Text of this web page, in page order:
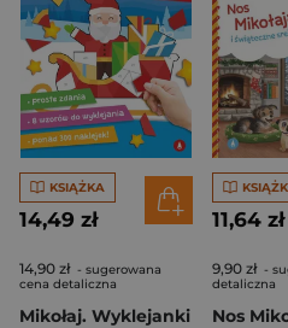
KSIĄŻKA
14,49 zł
14,90 zł - sugerowana
cena detaliczna
Mikołaj. Wyklejanki
11,64 zł
9,90 zł -
detaliczna